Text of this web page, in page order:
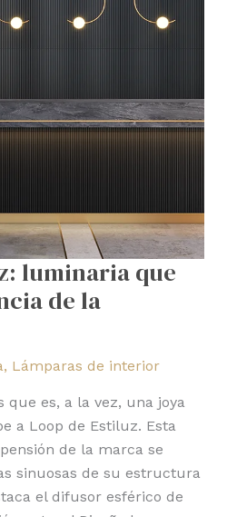
luminaria que
de la
, Lámparas de interior
que es, a la vez, una joya
a Loop de Estiluz. Esta
de la marca se
sinuosas de su estructura
el difusor esférico de